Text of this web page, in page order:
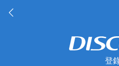
登